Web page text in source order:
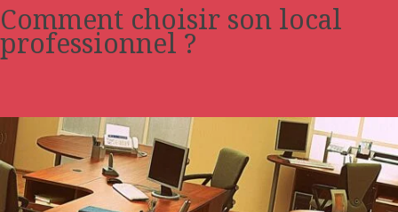
Comment choisir son local
professionnel ?